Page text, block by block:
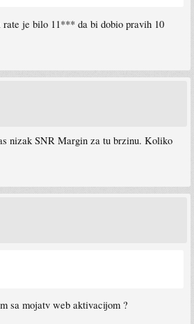
rate je bilo 11*** da bi dobio pravih 10
nizak SNR Margin za tu brzinu. Koliko
sa mojatv web aktivacijom ?